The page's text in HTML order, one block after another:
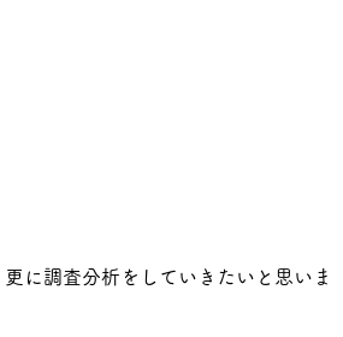
に調査分析をしていきたいと思いま